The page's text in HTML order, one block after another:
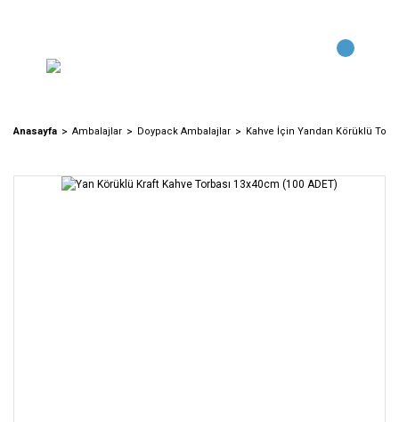
Anasayfa Ambalajlar Doypack Ambalajlar Kahve İçin Yandan Körüklü